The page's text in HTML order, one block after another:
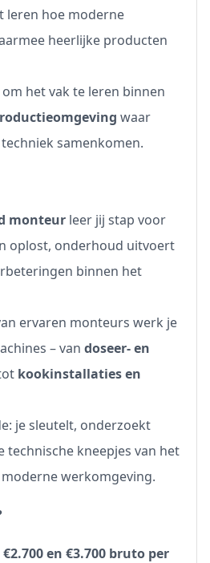
leren hoe moderne
heerlijke producten
het vak te leren binnen
waar
samenkomen.
monteur leer jij stap voor
oplost, onderhoud uitvoert
binnen het
ervaren monteurs werk je
– van doseer- en
kookinstallaties en
je sleutelt, onderzoekt
technische kneepjes van het
werkomgeving.
en €3.700 bruto per